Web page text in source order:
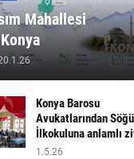
Mahallesi
Konya Barosu
Avukatlarından
İlkokuluna anlamlı
1.5.26